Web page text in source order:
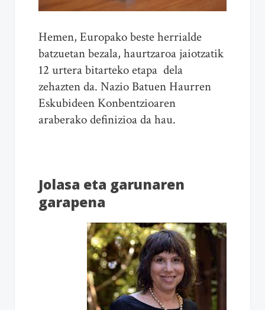
Hemen, Europako beste herrialde
batzuetan bezala, haurtzaroa jaiotzatik
12 urtera bitarteko etapa dela
zehazten da. Nazio Batuen Haurren
Eskubideen Konbentzioaren
araberako definizioa da hau.
Jolasa eta garunaren
garapena